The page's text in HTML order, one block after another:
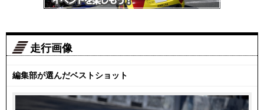
走行画像
編集部が選んだベストショット